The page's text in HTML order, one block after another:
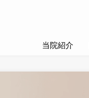
当院紹介